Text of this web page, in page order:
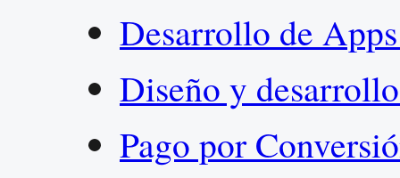
Desarrollo de
Diseño y
Pago por